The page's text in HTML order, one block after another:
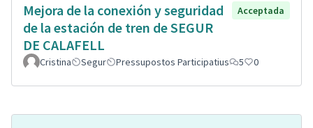
Mejora de la conexión y seguridad
de la estación de tren de SEGUR
DE CALAFELL
Acceptada
Cristina Segur Pressupostos Participatius 5 0